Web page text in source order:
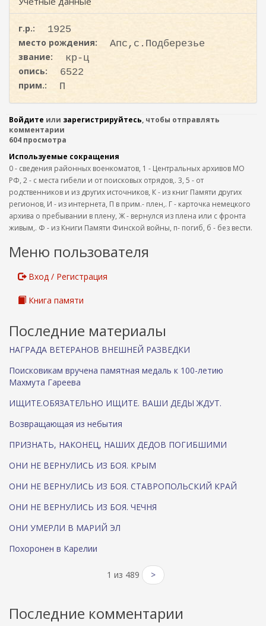
и
г.р.:
1925
место рождения:
Апс,с.Подберезье
звание:
кр-ц
опись:
6522
прим.:
П
Войдите или зарегистрируйтесь, чтобы отправлять
комментарии
604 просмотра
Используемые сокращения
0 - сведения районных военкоматов, 1 - Центральных архивов МО
РФ, 2 - с места гибели и от поисковых отрядов,. 3, 5 - от
родственников и из других источников, К - из книг Памяти других
регионов, И - из интернета, П в прим.- плен,. Г - карточка немецкого
архива о пребывании в плену, Ж - вернулся из плена или с фронта
живым,. Ф - из Книги Памяти Финской войны, п- погиб, б - без вести.
Меню пользователя
Вход / Регистрация
Книга памяти
Последние материалы
НАГРАДА ВЕТЕРАНОВ ВНЕШНЕЙ РАЗВЕДКИ
Поисковикам вручена памятная медаль к 100-летию
Махмута Гареева
ИЩИТЕ.ОБЯЗАТЕЛЬНО ИЩИТЕ. ВАШИ ДЕДЫ ЖДУТ.
Возвращающая из небытия
ПРИЗНАТЬ, НАКОНЕЦ, НАШИХ ДЕДОВ ПОГИБШИМИ
ОНИ НЕ ВЕРНУЛИСЬ ИЗ БОЯ. КРЫМ
ОНИ НЕ ВЕРНУЛИСЬ ИЗ БОЯ. СТАВРОПОЛЬСКИЙ КРАЙ
ОНИ НЕ ВЕРНУЛИСЬ ИЗ БОЯ. ЧЕЧНЯ
ОНИ УМЕРЛИ В МАРИЙ ЭЛ
Похоронен в Карелии
1 из 489 >
Последние комментарии